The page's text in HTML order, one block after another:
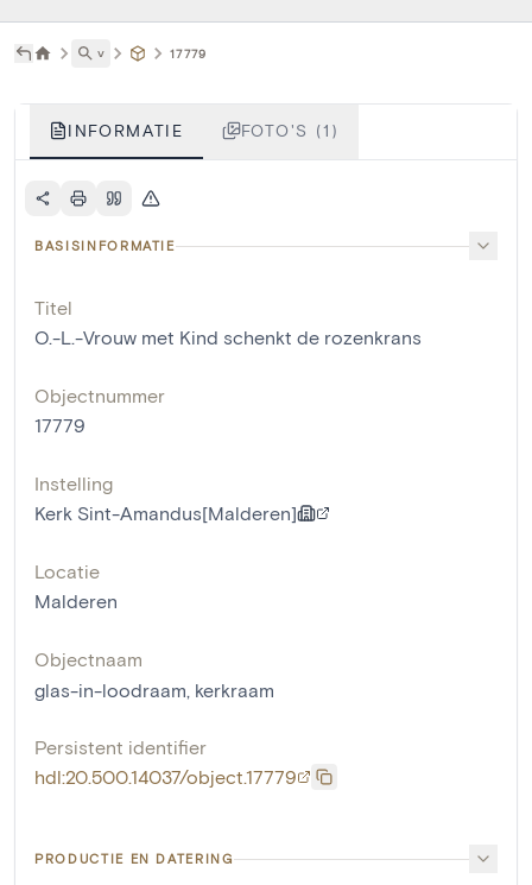
˅ 17779
INFORMATIE FOTO'S (1)
BASISINFORMATIE
Titel
O.-L.-Vrouw met Kind schenkt de rozenkrans
Objectnummer
17779
Instelling
Kerk Sint-Amandus[Malderen]
Locatie
Malderen
Objectnaam
glas-in-loodraam, kerkraam
Persistent identifier
hdl:20.500.14037/object.17779
PRODUCTIE EN DATERING